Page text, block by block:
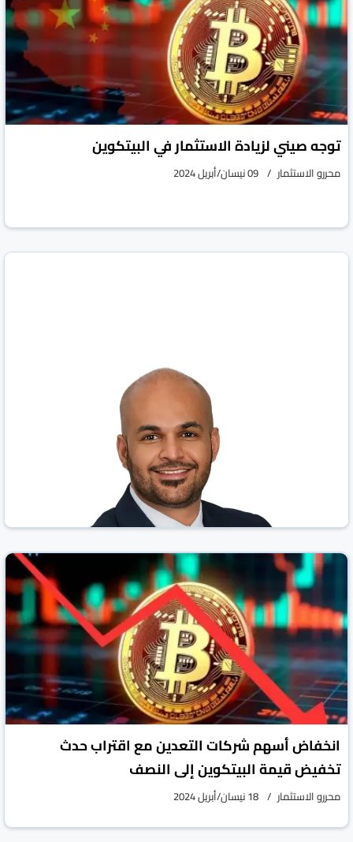
توجه صيني لزيادة الاستثمار في البيتكوين
محررو الاستثمار 09 نيسان/أبريل 2024
Next
عمال اليمن، ثروتنا المهدورة والمقهورة!
انخفاض أسهم شركات التعدين مع اقتراب حدث
تخفيض قيمة البيتكوين إلى النصف
محررو الاستثمار 18 نيسان/أبريل 2024